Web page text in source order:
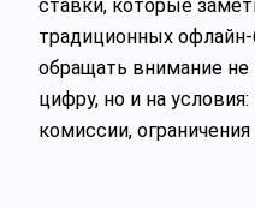
ставки, которые
традиционных
обращать внимание
цифру, но и на
комиссии,